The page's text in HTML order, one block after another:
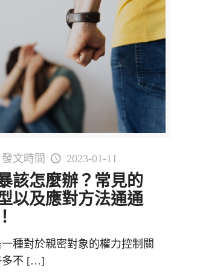
發文時間 2023-01-11
該怎麼辦？常見的
以及應對方法通通
種對於親密對象的權力控制關
不 […]